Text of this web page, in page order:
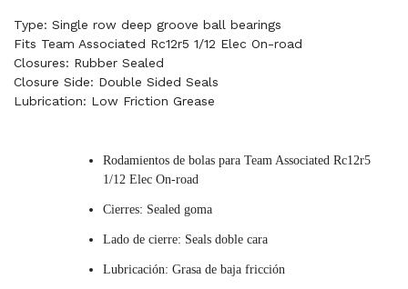
Type: Single row deep groove ball bearings
Fits Team Associated Rc12r5 1/12 Elec On-road
Closures: Rubber Sealed
Closure Side: Double Sided Seals
Lubrication: Low Friction Grease
Rodamientos de bolas para Team Associated Rc12r5
1/12 Elec On-road
Cierres: Sealed goma
Lado de cierre: Seals doble cara
Lubricación: Grasa de baja fricción